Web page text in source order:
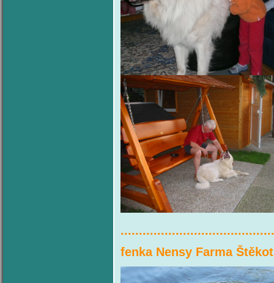
fenka Nensy